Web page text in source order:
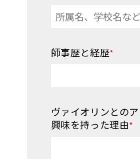
師事歴と経歴*
ヴァイオリンとの
興味を持った理由*